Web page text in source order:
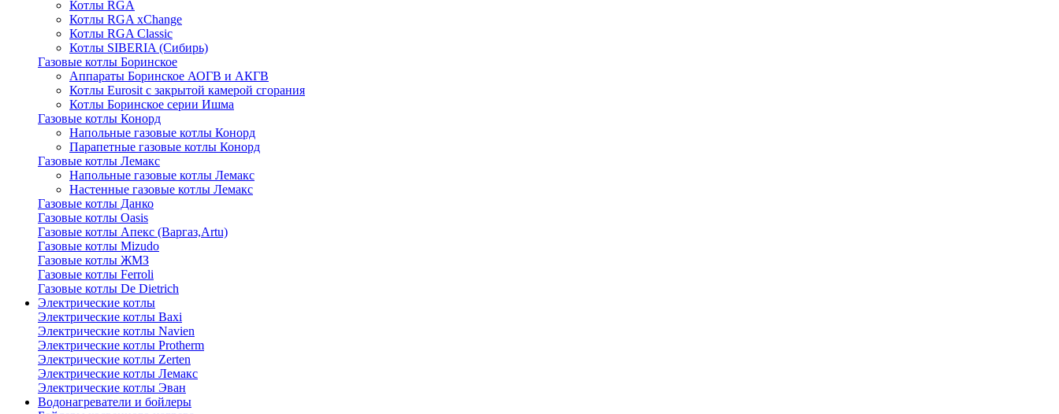
Котлы RGA
Котлы RGA xChange
Котлы RGA Classic
Котлы SIBERIA (Сибирь)
Газовые котлы Боринское
Аппараты Боринское АОГВ и АКГВ
Котлы Eurosit с закрытой камерой сгорания
Котлы Боринское серии Ишма
Газовые котлы Конорд
Напольные газовые котлы Конорд
Парапетные газовые котлы Конорд
Газовые котлы Лемакс
Напольные газовые котлы Лемакс
Настенные газовые котлы Лемакс
Газовые котлы Данко
Газовые котлы Oasis
Газовые котлы Апекс (Варгаз,Artu)
Газовые котлы Mizudo
Газовые котлы ЖМЗ
Газовые котлы Ferroli
Газовые котлы De Dietrich
Электрические котлы
Электрические котлы Baxi
Электрические котлы Navien
Электрические котлы Protherm
Электрические котлы Zerten
Электрические котлы Лемакс
Электрические котлы Эван
Водонагреватели и бойлеры